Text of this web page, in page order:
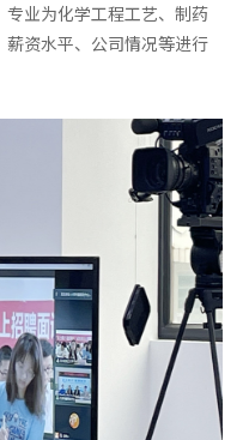
业为化学工程工艺、制药
资水平、公司情况等进行